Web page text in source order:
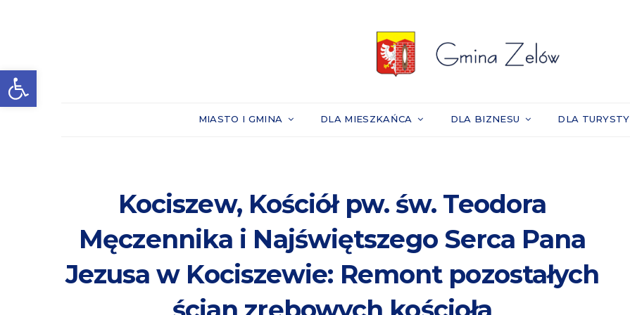
Otwórz pasek narzędzi
MIASTO I GMINA DLA MIESZKAŃCA DLA BIZNESU DLA TURYSTY
Kociszew, Kościół pw. św. Teodora
Męczennika i Najświętszego Serca Pana
Jezusa w Kociszewie: Remont pozostałych